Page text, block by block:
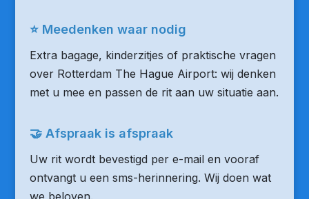
⭐ Meedenken waar nodig
Extra bagage, kinderzitjes of praktische vragen
over Rotterdam The Hague Airport: wij denken
met u mee en passen de rit aan uw situatie aan.
🤝 Afspraak is afspraak
Uw rit wordt bevestigd per e-mail en vooraf
ontvangt u een sms-herinnering. Wij doen wat
we beloven.